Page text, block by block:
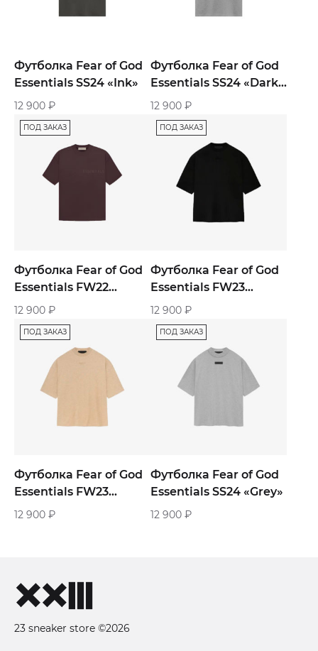
Футболка Fear of God
Essentials SS24 «Ink»
12 900 ₽
Футболка Fear of God
Essentials SS24 «Dark
Heather Oatmeal»
12 900 ₽
ПОД ЗАКАЗ
Футболка Fear of God
Essentials FW22
«Plum»
12 900 ₽
ПОД ЗАКАЗ
Футболка Fear of God
Essentials FW23
«Black»
12 900 ₽
ПОД ЗАКАЗ
Футболка Fear of God
Essentials FW23
«Beige»
12 900 ₽
ПОД ЗАКАЗ
Футболка Fear of God
Essentials SS24 «Grey»
12 900 ₽
23 sneaker store ©2026